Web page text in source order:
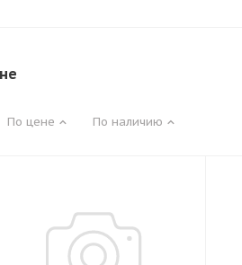
По цене По наличию